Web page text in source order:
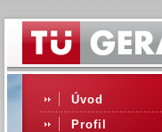
Úvod
Profil